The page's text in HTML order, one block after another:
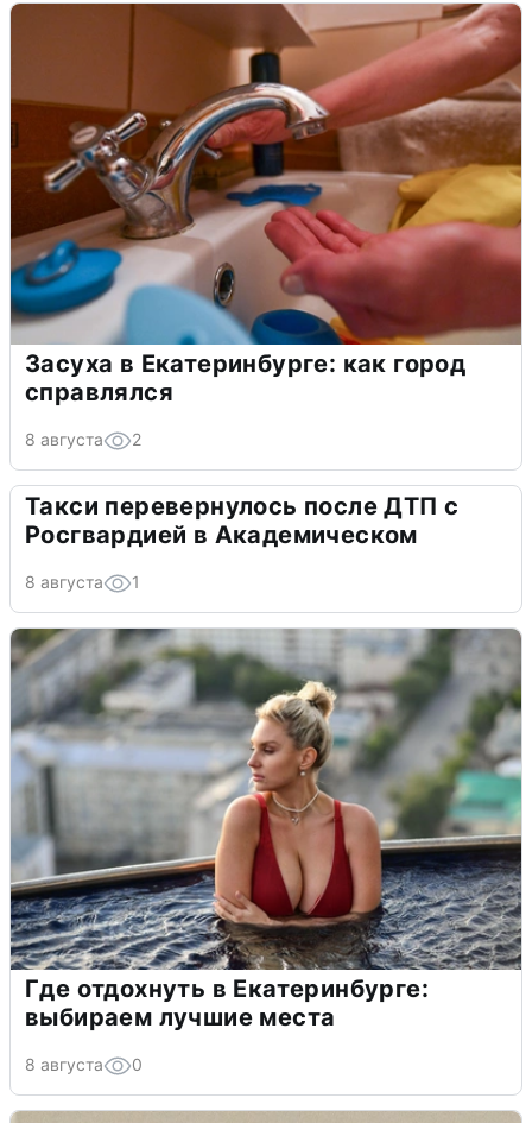
Засуха в Екатеринбурге: как город
справлялся
8 августа 2
Такси перевернулось после ДТП с
Росгвардией в Академическом
8 августа 1
Где отдохнуть в Екатеринбурге:
выбираем лучшие места
8 августа 0